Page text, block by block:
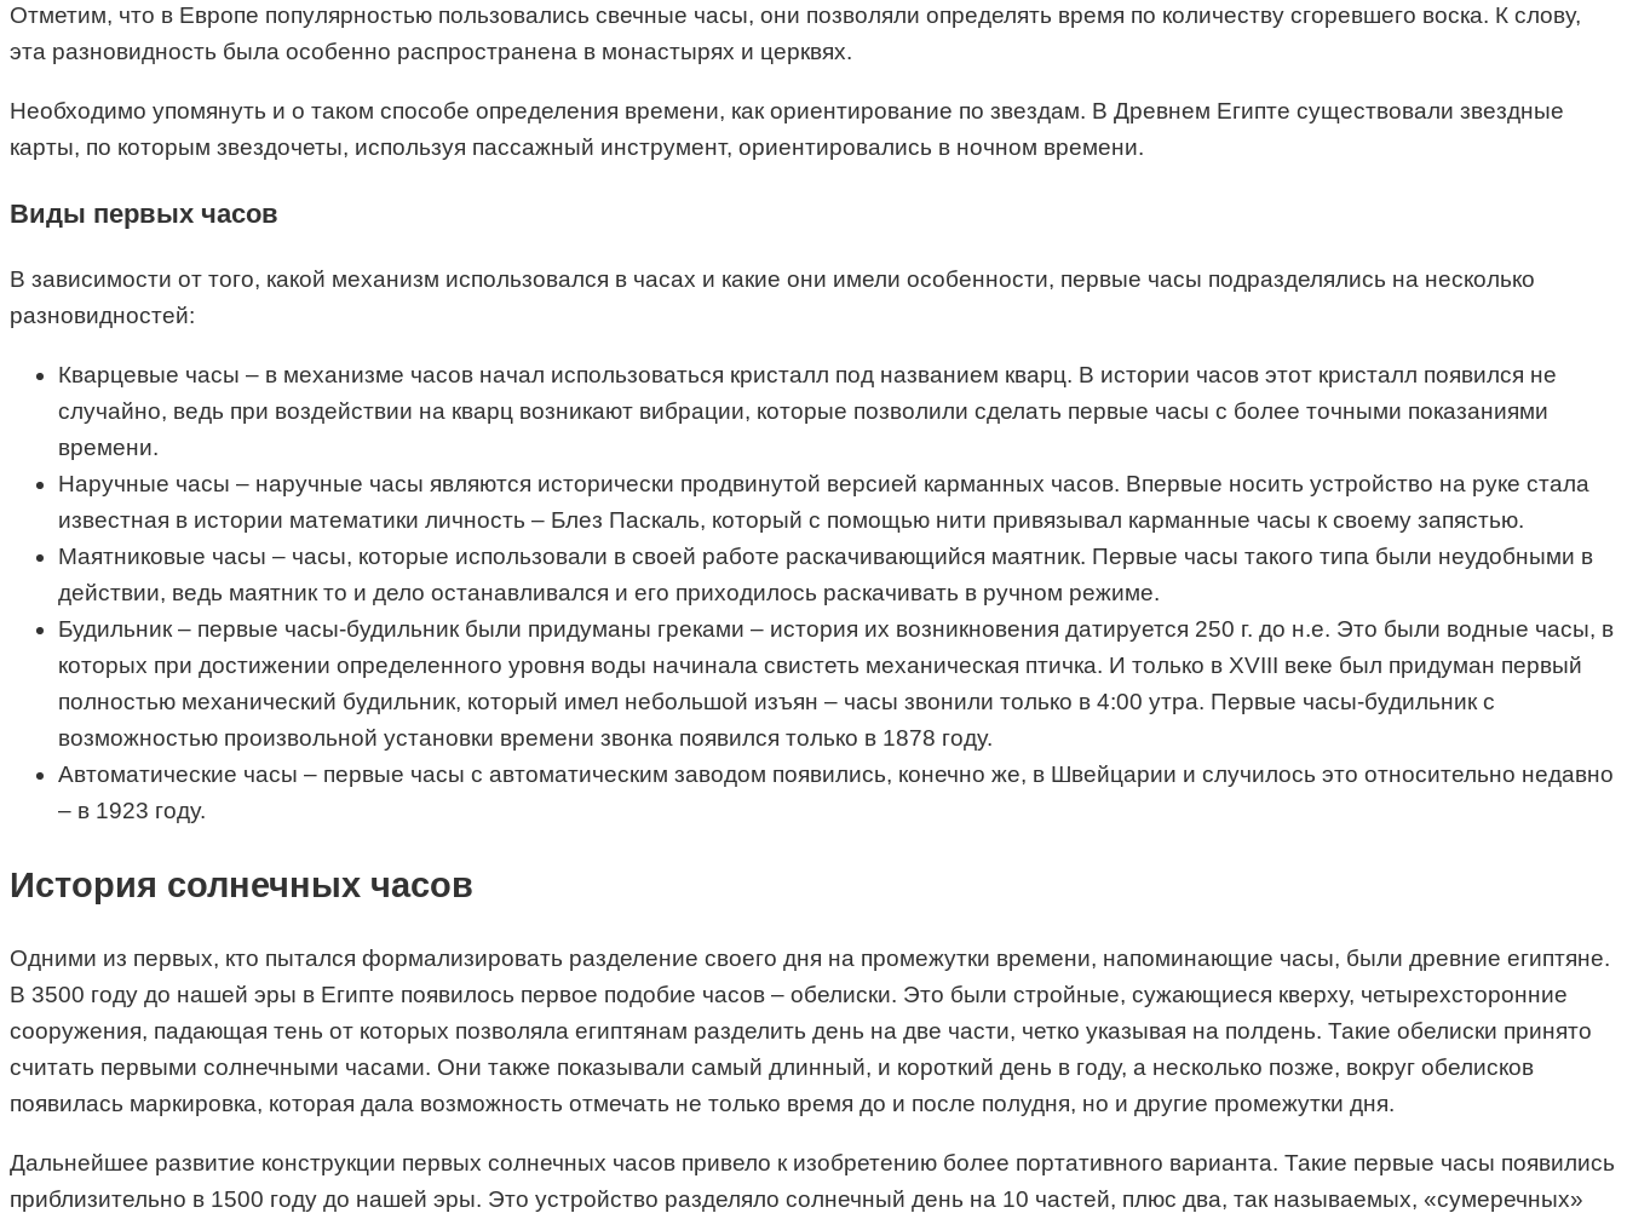
Отметим, что в Европе популярностью пользовались свечные часы, они позволяли определять время по количеству сгоревшего воска. К слову,
эта разновидность была особенно распространена в монастырях и церквях.
Необходимо упомянуть и о таком способе определения времени, как ориентирование по звездам. В Древнем Египте существовали звездные
карты, по которым звездочеты, используя пассажный инструмент, ориентировались в ночном времени.
Виды первых часов
В зависимости от того, какой механизм использовался в часах и какие они имели особенности, первые часы подразделялись на несколько
разновидностей:
Кварцевые часы – в механизме часов начал использоваться кристалл под названием кварц. В истории часов этот кристалл появился не
случайно, ведь при воздействии на кварц возникают вибрации, которые позволили сделать первые часы с более точными показаниями
времени.
Наручные часы – наручные часы являются исторически продвинутой версией карманных часов. Впервые носить устройство на руке стала
известная в истории математики личность – Блез Паскаль, который с помощью нити привязывал карманные часы к своему запястью.
Маятниковые часы – часы, которые использовали в своей работе раскачивающийся маятник. Первые часы такого типа были неудобными в
действии, ведь маятник то и дело останавливался и его приходилось раскачивать в ручном режиме.
Будильник – первые часы-будильник были придуманы греками – история их возникновения датируется 250 г. до н.е. Это были водные часы, в
которых при достижении определенного уровня воды начинала свистеть механическая птичка. И только в XVIII веке был придуман первый
полностью механический будильник, который имел небольшой изъян – часы звонили только в 4:00 утра. Первые часы-будильник с
возможностью произвольной установки времени звонка появился только в 1878 году.
Автоматические часы – первые часы с автоматическим заводом появились, конечно же, в Швейцарии и случилось это относительно недавно
– в 1923 году.
История солнечных часов
Одними из первых, кто пытался формализировать разделение своего дня на промежутки времени, напоминающие часы, были древние египтяне.
В 3500 году до нашей эры в Египте появилось первое подобие часов – обелиски. Это были стройные, сужающиеся кверху, четырехсторонние
сооружения, падающая тень от которых позволяла египтянам разделить день на две части, четко указывая на полдень. Такие обелиски принято
считать первыми солнечными часами. Они также показывали самый длинный, и короткий день в году, а несколько позже, вокруг обелисков
появилась маркировка, которая дала возможность отмечать не только время до и после полудня, но и другие промежутки дня.
Дальнейшее развитие конструкции первых солнечных часов привело к изобретению более портативного варианта. Такие первые часы появились
приблизительно в 1500 году до нашей эры. Это устройство разделяло солнечный день на 10 частей, плюс два, так называемых, «сумеречных»